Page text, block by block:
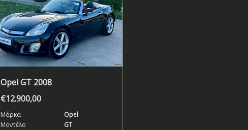
Opel GT 2008
€12.900,00
Μάρκα
Opel
Μοντέλο
GT